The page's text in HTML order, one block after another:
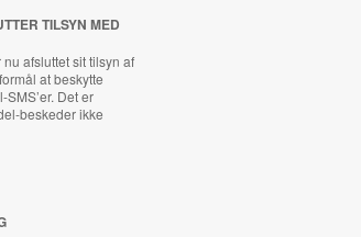
TILSYN MED
afsluttet sit tilsyn af
at beskytte
Det er
beskeder ikke